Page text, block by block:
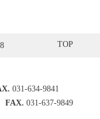
TOP
031-634-9841
FAX. 031-637-9849